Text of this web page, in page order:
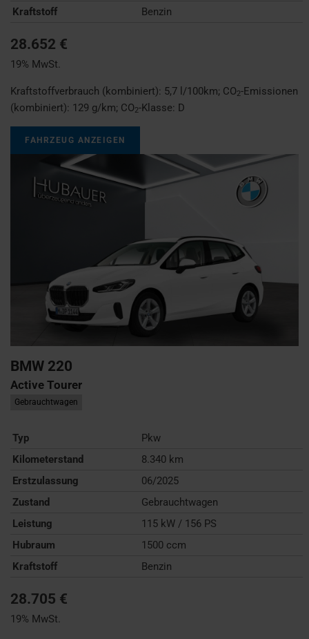
Kraftstoff
Benzin
28.652 €
19% MwSt.
Kraftstoffverbrauch (kombiniert): 5,7 l/100km; CO2-Emissionen
(kombiniert): 129 g/km; CO2-Klasse: D
FAHRZEUG ANZEIGEN
BMW 220
Active Tourer
Gebrauchtwagen
Typ
Pkw
Kilometerstand
8.340 km
Erstzulassung
06/2025
Zustand
Gebrauchtwagen
Leistung
115 kW / 156 PS
Hubraum
1500 ccm
Kraftstoff
Benzin
28.705 €
19% MwSt.